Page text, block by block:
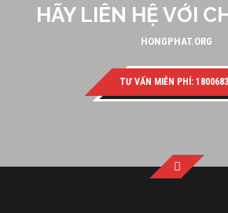
HÃY LIÊN HỆ VỚI
HONGPHAT.ORG
TƯ VẤN MIỄN PHÍ: